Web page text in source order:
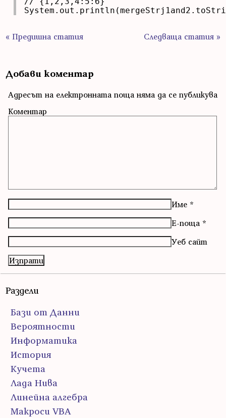
« Предишна статия Следваща статия »
Добави коментар
Адресът на електронната поща няма да се публикува
Коментар
Име *
Е-поща *
Уеб сайт
Раздели
Бази от Данни
Вероятности
Информатика
История
Кучета
Лада Нива
Линейна алгебра
Макроси VBA